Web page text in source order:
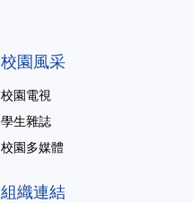
校園風采
校園電視
學生雜誌
校園多媒體
組織連結